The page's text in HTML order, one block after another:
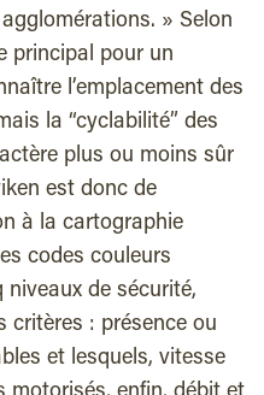
» Selon
principal pour un
l’emplacement des
la “cyclabilité” des
plus ou moins sûr
est donc de
à la cartographie
codes couleurs
niveaux de sécurité,
critères : présence ou
et lesquels, vitesse